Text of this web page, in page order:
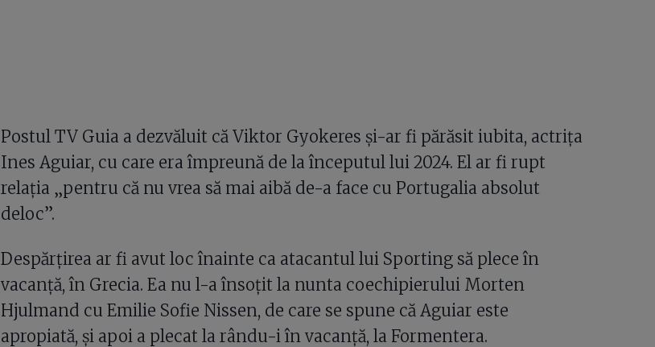
Postul TV Guia a dezvăluit că Viktor Gyokeres și-ar fi părăsit iubita, actrița
Ines Aguiar, cu care era împreună de la începutul lui 2024. El ar fi rupt
relația „pentru că nu vrea să mai aibă de-a face cu Portugalia absolut
deloc”.
Despărțirea ar fi avut loc înainte ca atacantul lui Sporting să plece în
vacanță, în Grecia. Ea nu l-a însoțit la nunta coechipierului Morten
Hjulmand cu Emilie Sofie Nissen, de care se spune că Aguiar este
apropiată, și apoi a plecat la rându-i în vacanță, la Formentera.